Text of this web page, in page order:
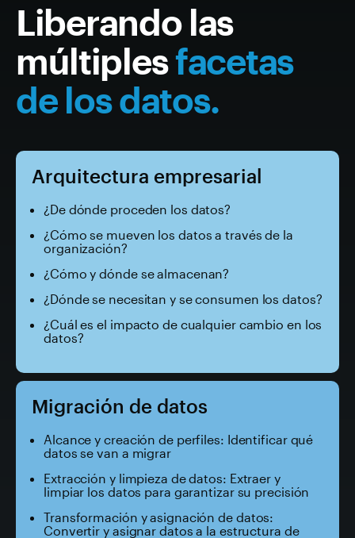
Liberando las
múltiplesfacetas
de los datos.
Arquitectura empresarial
¿De dónde proceden los datos?
¿Cómo se mueven los datos a través de la
organización?
¿Cómo y dónde se almacenan?
¿Dónde se necesitan y se consumen los datos?
¿Cuál es el impacto de cualquier cambio en los
datos?
Migración de datos
Alcance y creación de perfiles: Identificar qué
datos se van a migrar
Extracción y limpieza de datos: Extraer y
limpiar los datos para garantizar su precisión
Transformación y asignación de datos:
Convertir y asignar datos a la estructura de